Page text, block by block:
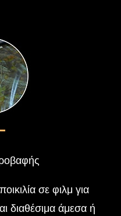
σε φιλμ για
διαθέσιμα άμεσα ή